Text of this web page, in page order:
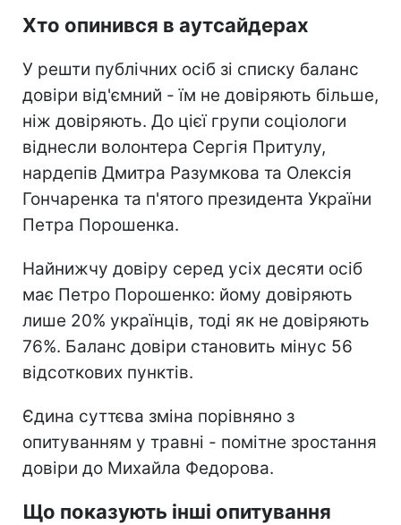
Хто опинився в аутсайдерах
У решти публічних осіб зі списку баланс
довіри від'ємний - їм не довіряють більше,
ніж довіряють. До цієї групи соціологи
віднесли волонтера Сергія Притулу,
нардепів Дмитра Разумкова та Олексія
Гончаренка та п'ятого президента України
Петра Порошенка.
Найнижчу довіру серед усіх десяти осіб
має Петро Порошенко: йому довіряють
лише 20% українців, тоді як не довіряють
76%. Баланс довіри становить мінус 56
відсоткових пунктів.
Єдина суттєва зміна порівняно з
опитуванням у травні - помітне зростання
довіри до Михайла Федорова.
Що показують інші опитування